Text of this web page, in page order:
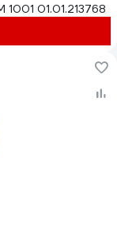
01.01.213768